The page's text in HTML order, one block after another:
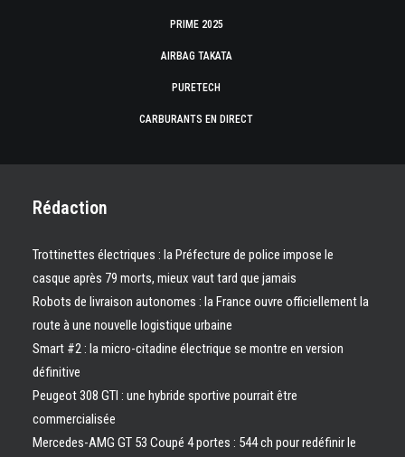
PRIME 2025
AIRBAG TAKATA
PURETECH
CARBURANTS EN DIRECT
Rédaction
Trottinettes électriques : la Préfecture de police impose le
casque après 79 morts, mieux vaut tard que jamais
Robots de livraison autonomes : la France ouvre officiellement la
route à une nouvelle logistique urbaine
Smart #2 : la micro-citadine électrique se montre en version
définitive
Peugeot 308 GTI : une hybride sportive pourrait être
commercialisée
Mercedes-AMG GT 53 Coupé 4 portes : 544 ch pour redéfinir le